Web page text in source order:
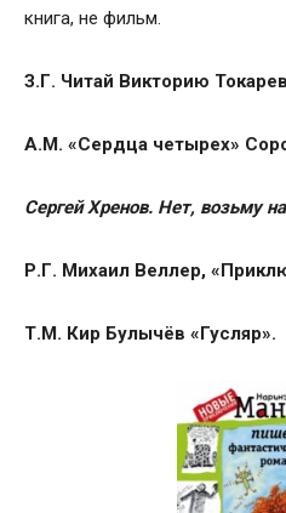
книга, не фильм.
З.Г. Читай Викторию
А.М. «Сердца четырех»
Сергей Хренов. Нет, возьму
Р.Г. Михаил Веллер,
Т.М. Кир Булычёв «Гусляр».